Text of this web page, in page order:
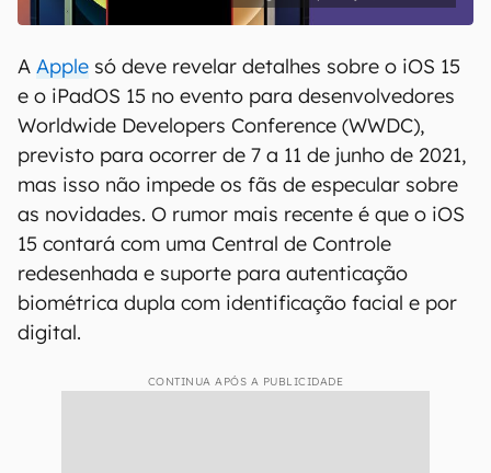
A Apple só deve revelar detalhes sobre o iOS 15
e o iPadOS 15 no evento para desenvolvedores
Worldwide Developers Conference (WWDC),
previsto para ocorrer de 7 a 11 de junho de 2021,
mas isso não impede os fãs de especular sobre
as novidades. O rumor mais recente é que o iOS
15 contará com uma Central de Controle
redesenhada e suporte para autenticação
biométrica dupla com identificação facial e por
digital.
CONTINUA APÓS A PUBLICIDADE